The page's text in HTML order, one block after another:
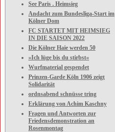
See Paris . Heimsieg
Andacht zum Bundesliga-Start im
Kölner Dom
FC STARTET MIT HEIMSIEG
IN DIE SAISON 2022
Die Kölner Haie werden 50
»Ich lüge bis du stirbst«
Wurfmaterial gespendet
Prinzen-Garde Köln 1906 zeigt
Solidarität
ordnsabend schnüsse tring
Erklärung von Achim Kaschny
Fragen und Antworten zur
Friedensdemonstration an
Rosenmontag